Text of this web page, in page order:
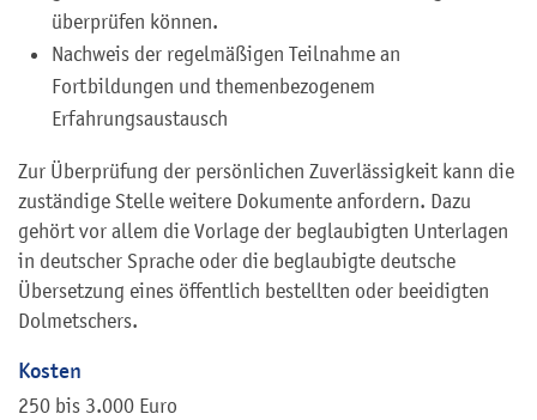
überprüfen können.
Nachweis der regelmäßigen Teilnahme an
Fortbildungen und themenbezogenem
Erfahrungsaustausch
Zur Überprüfung der persönlichen Zuverlässigkeit kann die
zuständige Stelle weitere Dokumente anfordern. Dazu
gehört vor allem die Vorlage der beglaubigten Unterlagen
in deutscher Sprache oder die beglaubigte deutsche
Übersetzung eines öffentlich bestellten oder beeidigten
Dolmetschers.
Kosten
250 bis 3.000 Euro